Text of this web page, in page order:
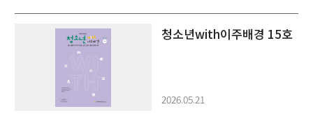
청소년with이주배경 15호
2026.05.21